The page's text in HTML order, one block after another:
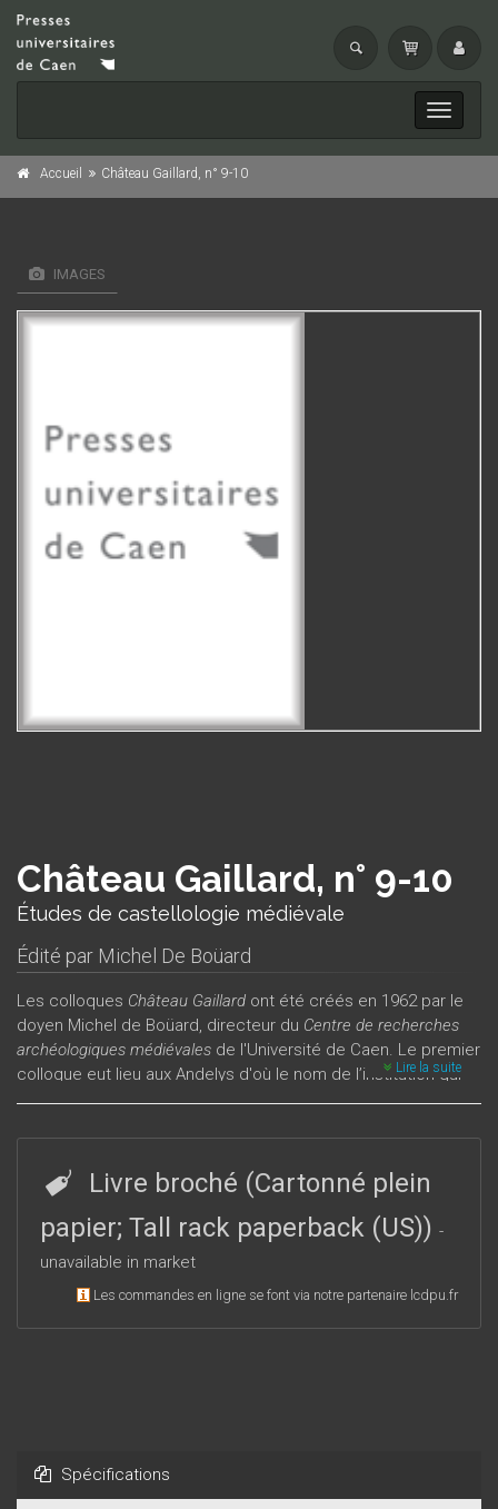
Toggle
Accueil Château Gaillard, n° 9-10
IMAGES
Château Gaillard, n° 9-10
Études de castellologie médiévale
Édité par Michel De Boüard
Les colloques Château Gaillard ont été créés en 1962 par le
doyen Michel de Boüard, directeur du Centre de recherches
archéologiques médiévales de l'Université de Caen. Le premier
colloque eut lieu aux Andelys d'où le nom de l’institution qui
se consacre essentiellement à la recherche historique et
deux ans dans différents pays européens (Allemagne,
Belgique, Danemark, Espagne, France, Grande-Bretagne,
Hongrie, Irlande, Luxembourg, Pays-Bas, Pologne,
Républiques Slovaque et Tchèque, Suède, Suisse). Chaque
colloque regroupe une centaine de chercheurs des pays
indiqués plus haut. Les communications sont publiées dans
Lire la suite
Livre broché (Cartonné plein
papier; Tall rack paperback (US)) -
unavailable in market
Les commandes en ligne se font via notre partenaire lcdpu.fr
Spécifications